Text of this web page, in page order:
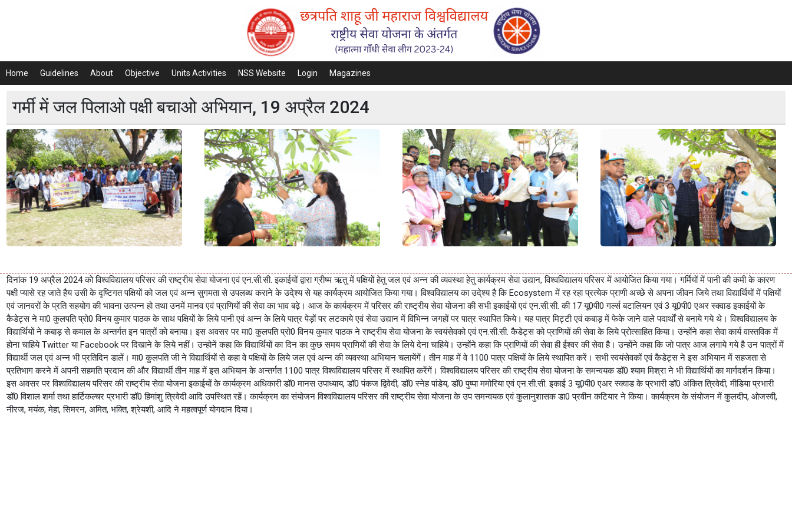
Home Guidelines About Objective Units Activities NSS Website Login Magazines
गर्मी में जल पिलाओ पक्षी बचाओ अभियान, 19 अप्रैल 2024
दिनांक 19 अप्रैल 2024 को विश्वविद्यालय परिसर की राष्ट्रीय सेवा योजना एवं एन.सी.सी. इकाईयों द्वारा ग्रीष्म ऋतु में पक्षियों हेतु जल एवं अन्न की व्यवस्था हेतु कार्यक्रम सेवा उद्यान, विश्वविद्यालय परिसर में आयोजित किया गया। गर्मियों में पानी की कमी के कारण
पक्षी प्यासे रह जाते हैय उसी के दृष्टिगत पक्षियों को जल एवं अन्न सुगमता से उपलब्ध कराने के उदे्श्य से यह कार्यक्रम आयोजित किया गया। विश्वविद्यालय का उदे्श्य है कि Ecosystem में रह रहा प्रत्येक प्राणी अच्छे से अपना जीवन जिये तथा विद्यार्थियों में पक्षियों
एवं जानवरों के प्रति सहयोग की भावना उत्पन्न हो तथा उनमें मानव एवं प्राणियों की सेवा का भाव बढ़े। आज के कार्यक्रम में परिसर की राष्ट्रीय सेवा योजना की सभी इकाईयों एवं एन.सी.सी. की 17 यू0पी0 गर्ल्स बटालियन एवं 3 यू0पी0 एअर स्क्वाड इकाईयों के
कैडेट्स ने मा0 कुलपति प्रो0 विनय कुमार पाठक के साथ पक्षियों के लिये पानी एवं अन्न के लिये पात्र पेड़ों पर लटकाये एवं सेवा उद्यान में विभिन्न जगहों पर पात्र स्थापित किये। यह पात्र मिट्टी एवं कबाड़ में फेके जाने वाले पदार्थों से बनाये गये थे। विश्वविद्यालय के
विद्यार्थियों ने कबाड़ से कमाल के अन्तर्गत इन पात्रों को बनाया। इस अवसर पर मा0 कुलपति प्रो0 विनय कुमार पाठक ने राष्ट्रीय सेवा योजना के स्वयंसेवको एवं एन.सी.सी. कैडेट्स को प्राणियों की सेवा के लिये प्रोत्साहित किया। उन्होंने कहा सेवा कार्य वास्तविक में
होना चाहिये Twitter या Facebook पर दिखाने के लिये नहीं। उन्होनें कहा कि विद्यार्थियों का दिन का कुछ समय प्राणियों की सेवा के लिये देना चाहिये। उन्होंने कहा कि प्राणियों की सेवा ही ईश्वर की सेवा है। उन्होंने कहा कि जो पात्र आज लगाये गये है उन पात्रों में
विद्यार्थी जल एवं अन्न भी प्रतिदिन डालें। मा0 कुलपति जी ने विद्यार्थियों से कहा वे पक्षियों के लिये जल एवं अन्न की व्यवस्था अभियान चलायेंगें। तीन माह में वे 1100 पात्र पक्षियों के लिये स्थापित करें। सभी स्वयंसेवकों एवं कैडेट्स ने इस अभियान में सहजता से
प्रतिभाग करने में अपनी सहमति प्रदान की और विद्यार्थी तीन माह में इस अभियान के अन्तर्गत 1100 पात्र विश्वविद्यालय परिसर में स्थापित करेंगें। विश्वविद्यालय परिसर की राष्ट्रीय सेवा योजना के समन्वयक डॉ0 श्याम मिश्रा ने भी विद्यार्थियों का मार्गदर्शन किया।
इस अवसर पर विश्वविद्यालय परिसर की राष्ट्रीय सेवा योजना इकाईयों के कार्यक्रम अधिकारी डॉ0 मानस उपाध्याय, डॉ0 पंकज द्विवेदी, डॉ0 स्नेह पांडेय, डॉ0 पुष्पा ममोरिया एवं एन.सी.सी. इकाई 3 यू0पी0 एअर स्क्वाड के प्रभारी डॉ0 अंकित त्रिवेदी, मीडिया प्रभारी
डॉ0 विशाल शर्मा तथा हार्टिकल्चर प्रभारी डॉ0 हिमांशु त्रिवेदी आदि उपस्थित रहें। कार्यक्रम का संयोजन विश्वविद्यालय परिसर की राष्ट्रीय सेवा योजना के उप समन्वयक एवं कुलानुशासक डा0 प्रवीन कटियार ने किया। कार्यक्रम के संयोजन में कुलदीप, ओजस्वी,
नीरज, मयंक, मेहा, सिमरन, अमित, भक्ति, श्रेयशी, आदि ने महत्वपूर्ण योगदान दिया।